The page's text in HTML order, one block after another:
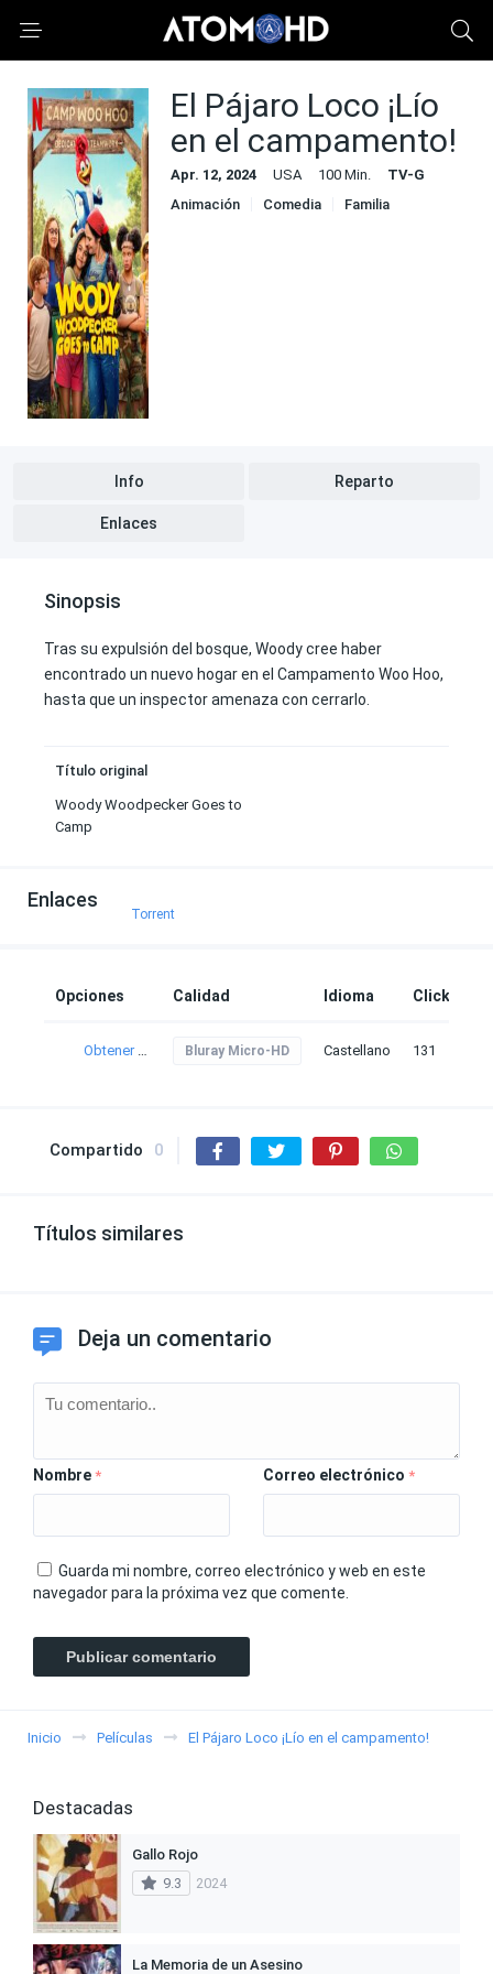
El Pájaro Loco ¡Lío
en el campamento!
Apr. 12, 2024 USA 100 Min.
TV-G
Animación
Comedia Familia
Info Reparto
Enlaces
Sinopsis
Tras su expulsión del bosque, Woody cree haber
encontrado un nuevo hogar en el Campamento Woo Hoo,
hasta que un inspector amenaza con cerrarlo.
Título original
Woody Woodpecker Goes to
Camp
Enlaces
Torrent
Opciones Calidad Idioma Clicks
Obtener torrent Bluray Micro-HD Castellano 131
Compartido 0
Títulos similares
Deja un comentario
Nombre * Correo electrónico *
Guarda mi nombre, correo electrónico y web en este
navegador para la próxima vez que comente.
Inicio Películas El Pájaro Loco ¡Lío en el campamento!
Destacadas
Gallo Rojo
9.3
2024
La Memoria de un Asesino